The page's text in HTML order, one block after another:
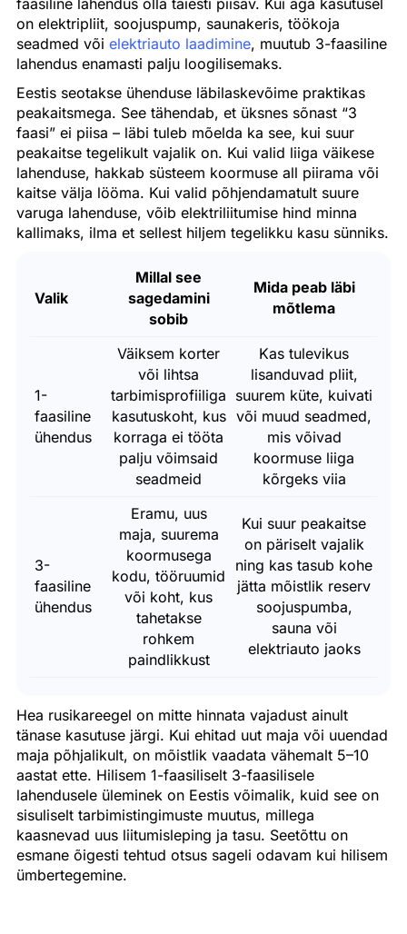
on elektripliit, soojuspump, saunakeris, töökoja
seadmed või elektriauto laadimine, muutub 3-faasiline
lahendus enamasti palju loogilisemaks.
Eestis seotakse ühenduse läbilaskevõime praktikas
peakaitsmega. See tähendab, et üksnes sõnast “3
faasi” ei piisa – läbi tuleb mõelda ka see, kui suur
peakaitse tegelikult vajalik on. Kui valid liiga väikese
lahenduse, hakkab süsteem koormuse all piirama või
kaitse välja lööma. Kui valid põhjendamatult suure
varuga lahenduse, võib elektriliitumise hind minna
kallimaks, ilma et sellest hiljem tegelikku kasu sünniks.
Valik
Millal see
sagedamini
sobib
Mida peab läbi
mõtlema
1-
faasiline
ühendus
Väiksem korter
või lihtsa
tarbimisprofiiliga
kasutuskoht, kus
korraga ei tööta
palju võimsaid
seadmeid
Kas tulevikus
lisanduvad pliit,
suurem küte, kuivati
või muud seadmed,
mis võivad
koormuse liiga
kõrgeks viia
3-
faasiline
ühendus
Eramu, uus
maja, suurema
koormusega
kodu, tööruumid
või koht, kus
tahetakse
rohkem
paindlikkust
Kui suur peakaitse
on päriselt vajalik
ning kas tasub kohe
jätta mõistlik reserv
soojuspumba,
sauna või
elektriauto jaoks
Hea rusikareegel on mitte hinnata vajadust ainult
tänase kasutuse järgi. Kui ehitad uut maja või uuendad
maja põhjalikult, on mõistlik vaadata vähemalt 5–10
aastat ette. Hilisem 1-faasiliselt 3-faasilisele
lahendusele üleminek on Eestis võimalik, kuid see on
sisuliselt tarbimistingimuste muutus, millega
kaasnevad uus liitumisleping ja tasu. Seetõttu on
esmane õigesti tehtud otsus sageli odavam kui hilisem
ümbertegemine.